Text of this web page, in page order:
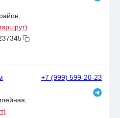
+7 (999) 599-20-23